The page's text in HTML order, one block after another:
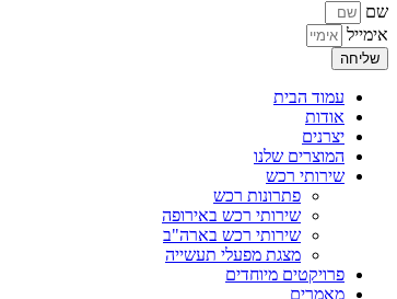
שם
אימייל
שליחה
עמוד הבית
אודות
יצרנים
המוצרים שלנו
שירותי רכש
פתרונות רכש
שירותי רכש באירופה
שירותי רכש בארה"ב
מצגת מפעלי תעשייה
פרויקטים מיוחדים
מאמרים